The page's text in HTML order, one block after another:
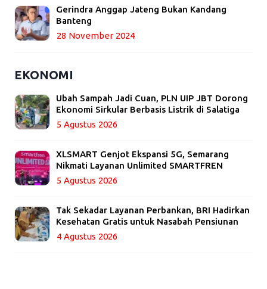
Gerindra Anggap Jateng Bukan Kandang
Banteng
28 November 2024
EKONOMI
Ubah Sampah Jadi Cuan, PLN UIP JBT Dorong
Ekonomi Sirkular Berbasis Listrik di Salatiga
5 Agustus 2026
XLSMART Genjot Ekspansi 5G, Semarang
Nikmati Layanan Unlimited SMARTFREN
5 Agustus 2026
Tak Sekadar Layanan Perbankan, BRI Hadirkan
Kesehatan Gratis untuk Nasabah Pensiunan
4 Agustus 2026